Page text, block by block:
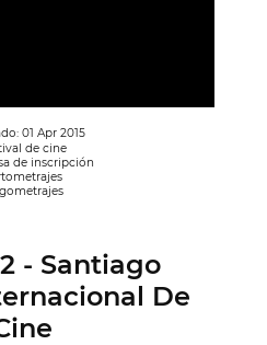
01 Apr 2015
de cine
de inscripción
- Santiago
De